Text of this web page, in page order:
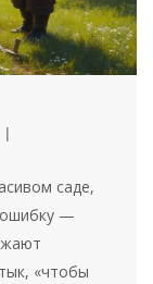
саде,
ошибку —
«чтобы